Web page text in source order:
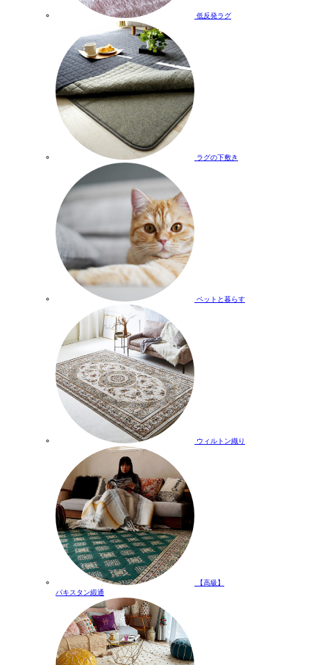
低反発ラグ
ラグの下敷き
ペットと暮らす
ウィルトン織り
【高級】
パキスタン緞通